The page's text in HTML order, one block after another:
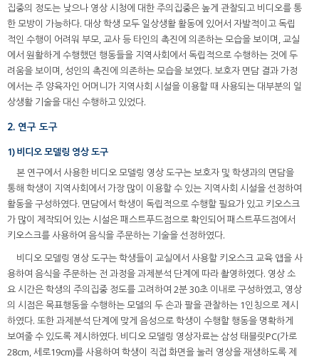
집중의 정도는 낮으나 영상 시청에 대한 주의집중은 높게 관찰되고 비디오를 통
한 모방이 가능하다. 대상 학생 모두 일상생활 활동에 있어서 자발적이고 독립
적인 수행이 어려워 부모, 교사 등 타인의 촉진에 의존하는 모습을 보이며, 교실
에서 원활하게 수행했던 행동들을 지역사회에서 독립적으로 수행하는 것에 두
려움을 보이며, 성인의 촉진에 의존하는 모습을 보였다. 보호자 면담 결과 가정
에서는 주 양육자인 어머니가 지역사회 시설을 이용할 때 사용되는 대부분의 일
상생활 기술을 대신 수행하고 있었다.
2. 연구 도구
1) 비디오 모델링 영상 도구
본 연구에서 사용한 비디오 모델링 영상 도구는 보호자 및 학생과의 면담을
통해 학생이 지역사회에서 가장 많이 이용할 수 있는 지역사회 시설을 선정하여
활동을 구성하였다. 면담에서 학생이 독립적으로 수행할 필요가 있고 키오스크
가 많이 제작되어 있는 시설은 패스트푸드점으로 확인되어 패스트푸드점에서
키오스크를 사용하여 음식을 주문하는 기술을 선정하였다.
비디오 모델링 영상 도구는 학생들이 교실에서 사용할 키오스크 교육 앱을 사
용하여 음식을 주문하는 전 과정을 과제분석 단계에 따라 촬영하였다. 영상 소
요 시간은 학생의 주의집중 정도를 고려하여 2분 30초 이내로 구성하였고, 영상
의 시점은 목표행동을 수행하는 모델의 두 손과 팔을 관찰하는 1인칭으로 제시
하였다. 또한 과제분석 단계에 맞게 음성으로 학생이 수행할 행동을 명확하게
보여줄 수 있도록 제시하였다. 비디오 모델링 영상자료는 삼성 태블릿PC(가로
28cm, 세로19cm)를 사용하여 학생이 직접 화면을 눌러 영상을 재생하도록 제